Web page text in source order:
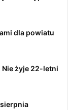
dla powiatu
żyje 22-letni